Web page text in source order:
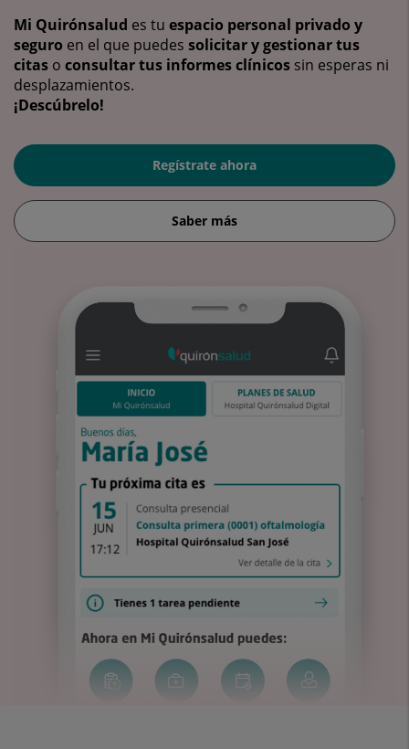
Mi Quirónsalud es tu espacio personal privado y
seguro en el que puedes solicitar y gestionar tus
citas o consultar tus informes clínicos sin esperas ni
desplazamientos.
¡Descúbrelo!
Regístrate ahora
Saber más